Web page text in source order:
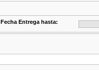
Fecha Entrega hasta: